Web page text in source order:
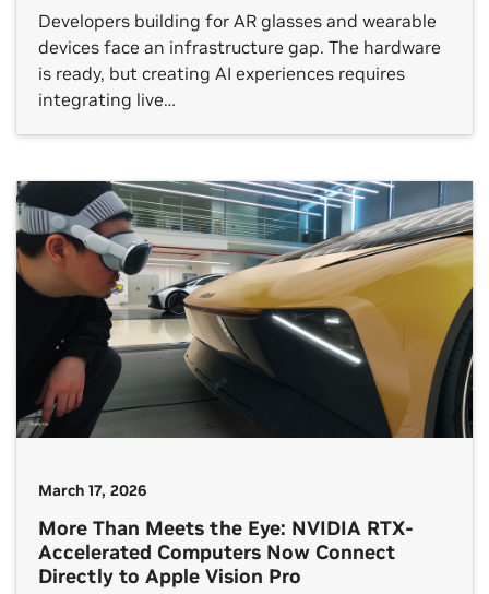
Developers building for AR glasses and wearable
devices face an infrastructure gap. The hardware
is ready, but creating AI experiences requires
integrating live…
March 17, 2026
More Than Meets the Eye: NVIDIA RTX-
Accelerated Computers Now Connect
Directly to Apple Vision Pro